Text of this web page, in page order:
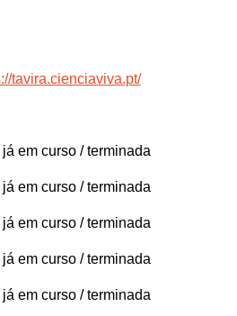
tavira.cienciaviva.pt/
em curso / terminada
em curso / terminada
em curso / terminada
em curso / terminada
em curso / terminada